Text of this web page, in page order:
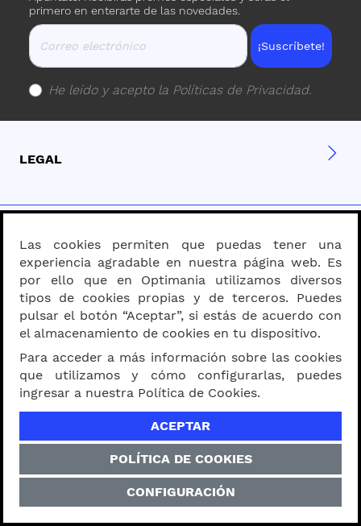
primero en enterarte de las novedades.
¡Suscríbete!
He leído y acepto la Políticas de Privacidad.
LEGAL
SERVICIO AL CLIENTE
NUESTROS CLIENTES NOS RECOMIENDAN
CATÁLOGO
LENTES POR TIPO
Las cookies permiten que puedas tener una
experiencia agradable en nuestra página web. Es
por ello que en Optimania utilizamos diversos
tipos de cookies propias y de terceros. Puedes
pulsar el botón “Aceptar”, si estás de acuerdo con
el almacenamiento de cookies en tu dispositivo.
Para acceder a más información sobre las cookies
que utilizamos y cómo configurarlas, puedes
ingresar a nuestra Política de Cookies.
ACEPTAR
POLÍTICA DE COOKIES
CONFIGURACIÓN